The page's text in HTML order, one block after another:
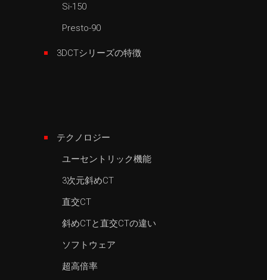
Si-150
Presto-90
3DCTシリーズの特徴
テクノロジー
ユーセントリック機能
3次元斜めCT
直交CT
斜めCTと直交CTの違い
ソフトウェア
超高倍率